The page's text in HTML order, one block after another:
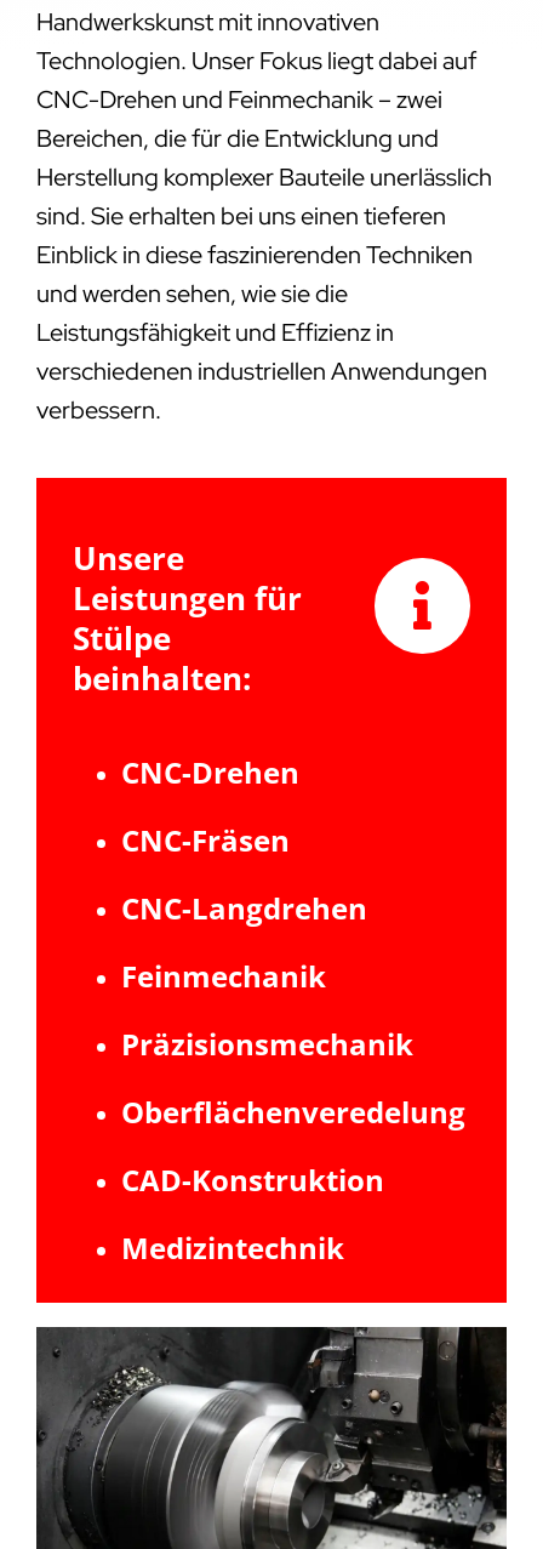
Handwerkskunst mit innovativen
Technologien. Unser Fokus liegt dabei auf
CNC-Drehen und Feinmechanik – zwei
Bereichen, die für die Entwicklung und
Herstellung komplexer Bauteile unerlässlich
sind. Sie erhalten bei uns einen tieferen
Einblick in diese faszinierenden Techniken
und werden sehen, wie sie die
Leistungsfähigkeit und Effizienz in
verschiedenen industriellen Anwendungen
verbessern.
Unsere
Leistungen für
Stülpe
beinhalten:
CNC-Drehen
CNC-Fräsen
CNC-Langdrehen
Feinmechanik
Präzisionsmechanik
Oberflächenveredelung
CAD-Konstruktion
Medizintechnik